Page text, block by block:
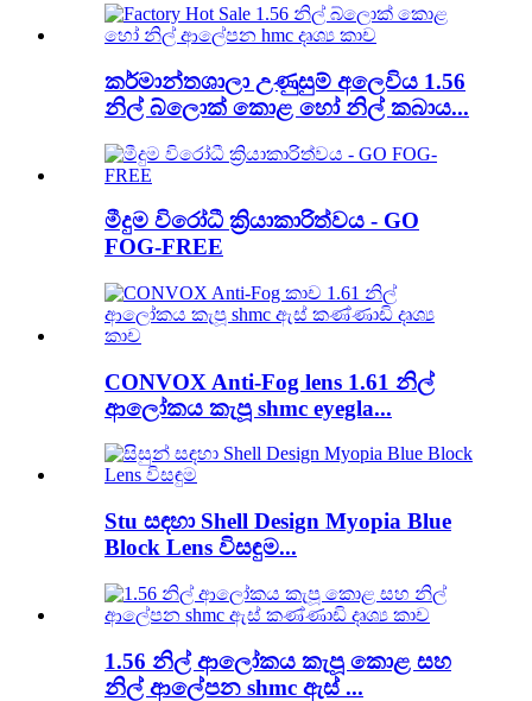
කර්මාන්තශාලා උණුසුම් අලෙවිය 1.56
නිල් බ්ලොක් කොළ හෝ නිල් කබාය...
මීදුම විරෝධී ක්‍රියාකාරිත්වය - GO
FOG-FREE
CONVOX Anti-Fog lens 1.61 නිල්
ආලෝකය කැපූ shmc eyegla...
Stu සඳහා Shell Design Myopia Blue
Block Lens විසඳුම...
1.56 නිල් ආලෝකය කැපූ කොළ සහ
නිල් ආලේපන shmc ඇස් ...